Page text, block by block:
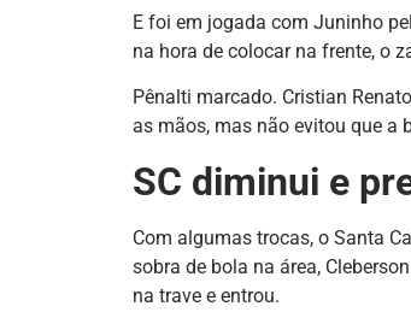
E foi em jogada com Juninho
na hora de colocar na frente, o
Pênalti marcado. Cristian
as mãos, mas não evitou que a
SC diminui e
Com algumas trocas, o Santa
sobra de bola na área,
na trave e entrou.